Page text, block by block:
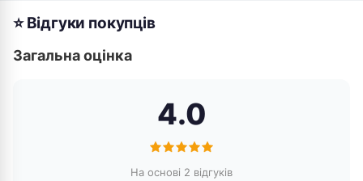
⭐ Відгуки покупців
Загальна оцінка
4.0
На основі 2 відгуків